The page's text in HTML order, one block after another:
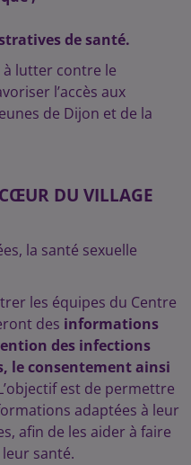
de santé.
à lutter contre le
l’accès aux
de Dijon et de la
DU VILLAGE
la santé sexuelle
les équipes du Centre
des informations
des infections
le consentement ainsi
est de permettre
adaptées à leur
afin de les aider à faire
santé.